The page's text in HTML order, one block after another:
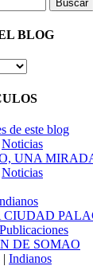
BLOG
de este blog
Noticias
UNA
Noticias
Publicaciones
DE SOMAO
| Indianos